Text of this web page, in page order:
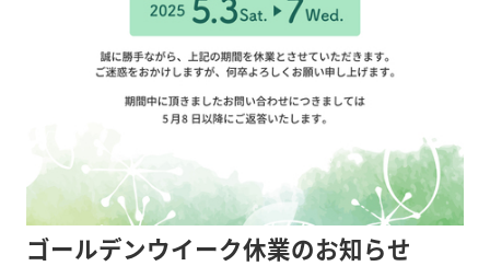
■敷地面積/56.45平米
■延床面積/91.49平米
■所在地/埼玉県吉川市保「吉川駅 徒歩9分」
物件詳細を知りたい方、ポラスグループのアパー
ト・マンション建築、土地活用にご興味のある方
は、
是非、ポラスで建築をご検討ください。
ゴールデンウイーク休業のお知らせ